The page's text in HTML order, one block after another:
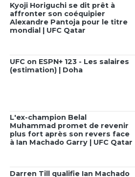
Kyoji Horiguchi se dit prêt à
affronter son coéquipier
Alexandre Pantoja pour le titre
mondial | UFC Qatar
UFC on ESPN+ 123 - Les salaires
(estimation) | Doha
L'ex-champion Belal
Muhammad promet de revenir
plus fort après son revers face
à Ian Machado Garry | UFC Qatar
Darren Till qualifie Ian Machado